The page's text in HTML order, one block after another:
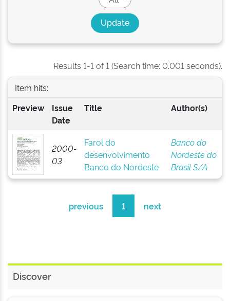
Results 1-1 of 1 (Search time: 0.001 seconds).
Item hits:
Preview
Issue
Date
Title Author(s)
2000-
03
Farol do
desenvolvimento
Banco do Nordeste
Banco do
Nordeste do
Brasil S/A
previous 1 next
Discover